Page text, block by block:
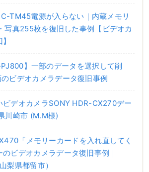
TM45電源が入らない｜内蔵メモリ
写真255枚を復旧した事例【ビデオカ
PJ800】一部のデータを選択して削
ビデオカメラデータ復旧事例
ビデオカメラSONY HDR-CX270デー
川崎市 (M.M様)
「メモリーカードを入れ直してく
ビデオカメラデータ復旧事例｜
梨県都留市）